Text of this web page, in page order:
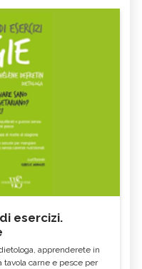
esercizi.
apprenderete in
tavola carne e pesce per